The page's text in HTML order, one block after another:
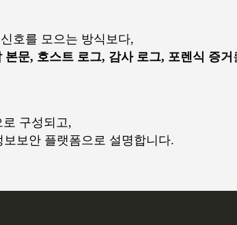
호를 모으는 방식보다,
문, 호스트 로그, 감사 로그, 포렌식 증거
로 구성되고,
보안 플랫폼으로 설명합니다.